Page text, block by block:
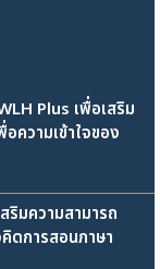
Plus เพื่อเสริม
ความเข้าใจของ
ริมความสามารถ
ดการสอนภาษา